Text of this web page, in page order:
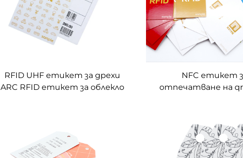
RFID UHF етикет за дрехи
ARC RFID етикет за облекло
NFC етикет
отпечатване на qr
закачане на
инвентар на